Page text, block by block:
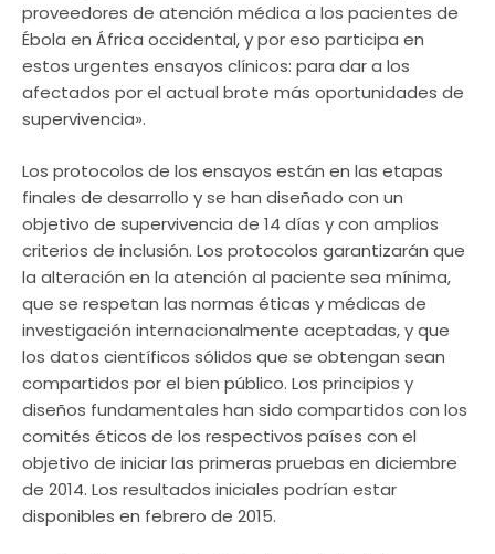
proveedores de atención médica a los pacientes de
Ébola en África occidental, y por eso participa en
estos urgentes ensayos clínicos: para dar a los
afectados por el actual brote más oportunidades de
supervivencia».
Los protocolos de los ensayos están en las etapas
finales de desarrollo y se han diseñado con un
objetivo de supervivencia de 14 días y con amplios
criterios de inclusión. Los protocolos garantizarán que
la alteración en la atención al paciente sea mínima,
que se respetan las normas éticas y médicas de
investigación internacionalmente aceptadas, y que
los datos científicos sólidos que se obtengan sean
compartidos por el bien público. Los principios y
diseños fundamentales han sido compartidos con los
comités éticos de los respectivos países con el
objetivo de iniciar las primeras pruebas en diciembre
de 2014. Los resultados iniciales podrían estar
disponibles en febrero de 2015.